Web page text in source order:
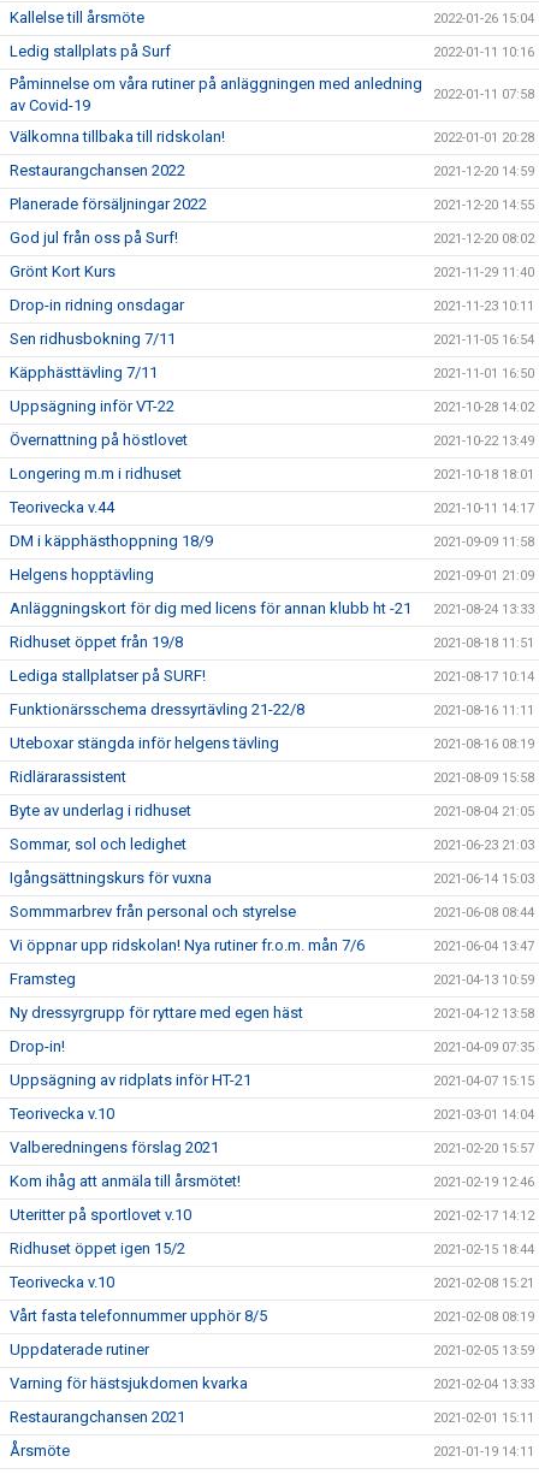
Kallelse till årsmöte 2022-01-26 15:04
Ledig stallplats på Surf 2022-01-11 10:16
Påminnelse om våra rutiner på anläggningen med anledning
av Covid-19
2022-01-11 07:58
Välkomna tillbaka till ridskolan! 2022-01-01 20:28
Restaurangchansen 2022 2021-12-20 14:59
Planerade försäljningar 2022 2021-12-20 14:55
God jul från oss på Surf! 2021-12-20 08:02
Grönt Kort Kurs 2021-11-29 11:40
Drop-in ridning onsdagar 2021-11-23 10:11
Sen ridhusbokning 7/11 2021-11-05 16:54
Käpphästtävling 7/11 2021-11-01 16:50
Uppsägning inför VT-22 2021-10-28 14:02
Övernattning på höstlovet 2021-10-22 13:49
Longering m.m i ridhuset 2021-10-18 18:01
Teorivecka v.44 2021-10-11 14:17
DM i käpphästhoppning 18/9 2021-09-09 11:58
Helgens hopptävling 2021-09-01 21:09
Anläggningskort för dig med licens för annan klubb ht -21 2021-08-24 13:33
Ridhuset öppet från 19/8 2021-08-18 11:51
Lediga stallplatser på SURF! 2021-08-17 10:14
Funktionärsschema dressyrtävling 21-22/8 2021-08-16 11:11
Uteboxar stängda inför helgens tävling 2021-08-16 08:19
Ridlärarassistent 2021-08-09 15:58
Byte av underlag i ridhuset 2021-08-04 21:05
Sommar, sol och ledighet 2021-06-23 21:03
Igångsättningskurs för vuxna 2021-06-14 15:03
Sommmarbrev från personal och styrelse 2021-06-08 08:44
Vi öppnar upp ridskolan! Nya rutiner fr.o.m. mån 7/6 2021-06-04 13:47
Framsteg 2021-04-13 10:59
Ny dressyrgrupp för ryttare med egen häst 2021-04-12 13:58
Drop-in! 2021-04-09 07:35
Uppsägning av ridplats inför HT-21 2021-04-07 15:15
Teorivecka v.10 2021-03-01 14:04
Valberedningens förslag 2021 2021-02-20 15:57
Kom ihåg att anmäla till årsmötet! 2021-02-19 12:46
Uteritter på sportlovet v.10 2021-02-17 14:12
Ridhuset öppet igen 15/2 2021-02-15 18:44
Teorivecka v.10 2021-02-08 15:21
Vårt fasta telefonnummer upphör 8/5 2021-02-08 08:19
Uppdaterade rutiner 2021-02-05 13:59
Varning för hästsjukdomen kvarka 2021-02-04 13:33
Restaurangchansen 2021 2021-02-01 15:11
Årsmöte 2021-01-19 14:11